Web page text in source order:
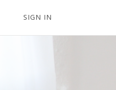
SIGN IN